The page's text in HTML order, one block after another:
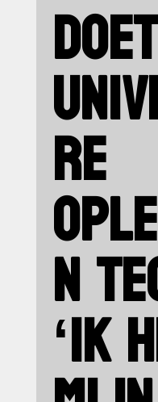
RE
N
‘IK